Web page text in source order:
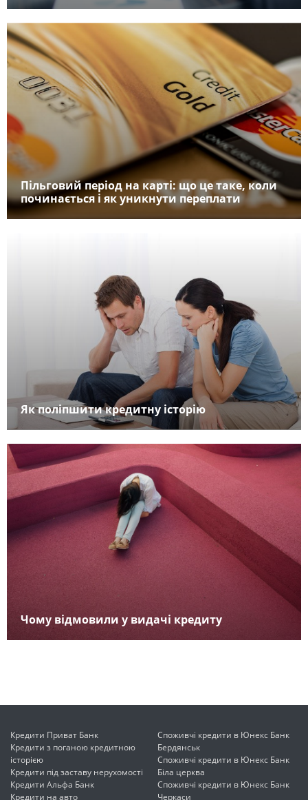
Пільговий період на карті: що це таке, коли
починається і як уникнути переплати
Як поліпшити кредитну історію
Чому відмовили у видачі кредиту
Кредити Приват Банк
Кредити з поганою кредитною
історією
Кредити під заставу нерухомості
Кредити Альфа Банк
Кредити на авто
Споживчі кредити в Юнекс Банк
Бердянськ
Споживчі кредити в Юнекс Банк
Біла церква
Споживчі кредити в Юнекс Банк
Черкаси